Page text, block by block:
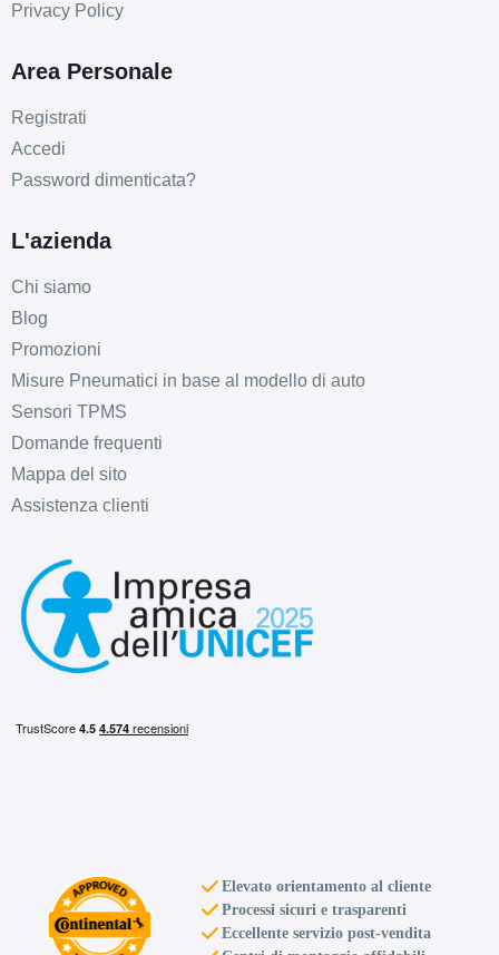
Privacy Policy
Area Personale
Registrati
Accedi
Password dimenticata?
L'azienda
Chi siamo
Blog
Promozioni
Misure Pneumatici in base al modello di auto
Sensori TPMS
Domande frequenti
Mappa del sito
Assistenza clienti
Elevato orientamento al cliente
Processi sicuri e trasparenti
Eccellente servizio post-vendita